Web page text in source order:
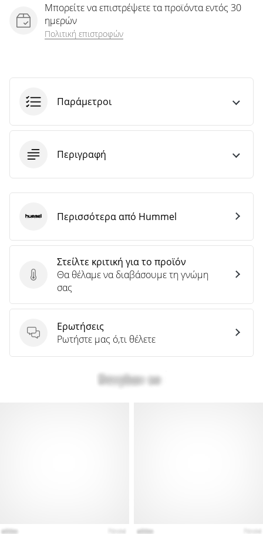
Μπορείτε να επιστρέψετε τα προϊόντα εντός 30
ημερών
Πολιτική επιστροφών
Παράμετροι
Περιγραφή
Στείλτε κριτική για το προϊόν
Στείλτε κριτική για το προϊόν
Θα θέλαμε να διαβάσουμε τη γνώμη
σας
Ερωτήσεις
Ερωτήσεις
Ρωτήστε μας ό,τι θέλετε
HummelΠερισσότερα από Hummel